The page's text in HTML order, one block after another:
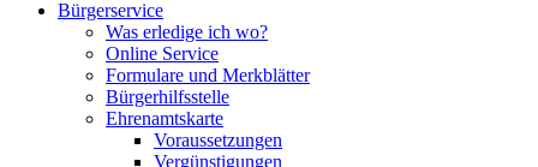
Bürgerservice
Was erledige ich wo?
Online Service
Formulare und Merkblätter
Bürgerhilfsstelle
Ehrenamtskarte
Voraussetzungen
Vergünstigungen